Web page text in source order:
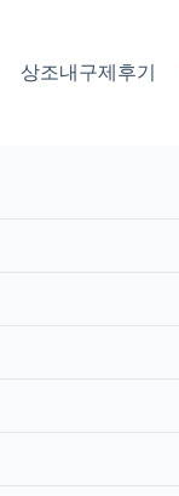
상조내구제후기